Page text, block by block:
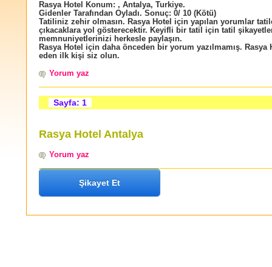
Rasya Hotel Konum: , Antalya, Turkiye.
Gidenler Tarafından Oyladı. Sonuç: 0/ 10 (Kötü)
Tatiliniz zehir olmasın. Rasya Hotel için yapılan yorumlar
çıkacaklara yol gösterecektir. Keyifli bir tatil için tatil
memnuniyetlerinizi herkesle paylaşın.
Rasya Hotel için daha önceden bir yorum yazılmamış. Rasya
eden ilk kişi siz olun.
Yorum yaz
Sayfa: 1
Rasya Hotel Antalya
Yorum yaz
Şikayet Et